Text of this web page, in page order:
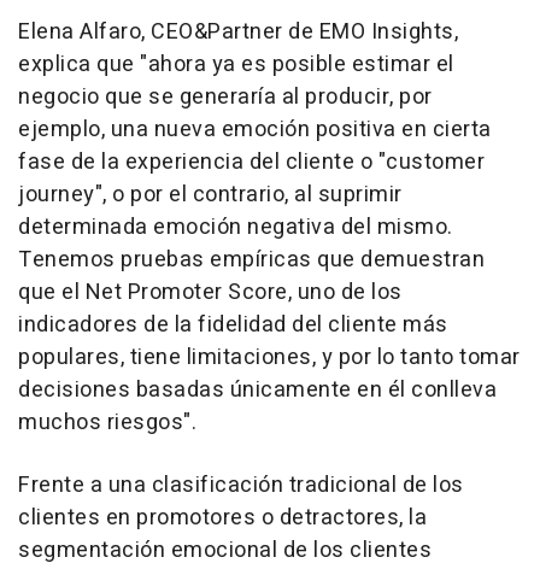
Elena Alfaro, CEO&Partner de EMO Insights,
explica que "ahora ya es posible estimar el
negocio que se generaría al producir, por
ejemplo, una nueva emoción positiva en cierta
fase de la experiencia del cliente o "customer
journey", o por el contrario, al suprimir
determinada emoción negativa del mismo.
Tenemos pruebas empíricas que demuestran
que el Net Promoter Score, uno de los
indicadores de la fidelidad del cliente más
populares, tiene limitaciones, y por lo tanto tomar
decisiones basadas únicamente en él conlleva
muchos riesgos".
Frente a una clasificación tradicional de los
clientes en promotores o detractores, la
segmentación emocional de los clientes